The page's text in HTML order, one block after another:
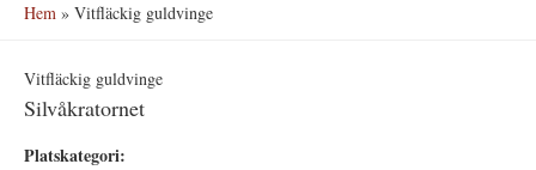
Hem » Vitfläckig guldvinge
Vitfläckig guldvinge
Silvåkratornet
Platskategori: